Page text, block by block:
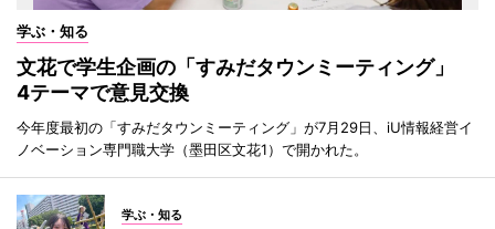
学ぶ・知る
文花で学生企画の「すみだタウンミーティング」
4テーマで意見交換
今年度最初の「すみだタウンミーティング」が7月29日、iU情報経営イ
ノベーション専門職大学（墨田区文花1）で開かれた。
学ぶ・知る